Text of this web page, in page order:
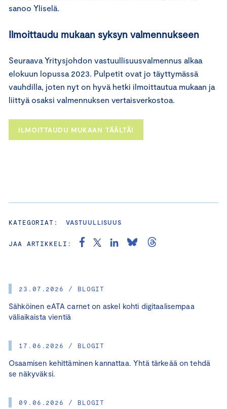
23.07.2026 / BLOGIT
Sähköinen eATA carnet on askel kohti digitaalisempaa
väliaikaista vientiä
17.06.2026 / BLOGIT
Osaamisen kehittäminen kannattaa. Yhtä tärkeää on tehdä
se näkyväksi.
09.06.2026 / BLOGIT
sanoo Yliselä.
Ilmoittaudu mukaan syksyn valmennukseen
Seuraava Yritysjohdon vastuullisuusvalmennus alkaa
elokuun lopussa 2023. Pulpetit ovat jo täyttymässä
vauhdilla, joten nyt on hyvä hetki ilmoittautua mukaan ja
liittyä osaksi valmennuksen vertaisverkostoa.
ILMOITTAUDU MUKAAN TÄÄLTÄ!
KATEGORIAT: VASTUULLISUUS
JAA ARTIKKELI: